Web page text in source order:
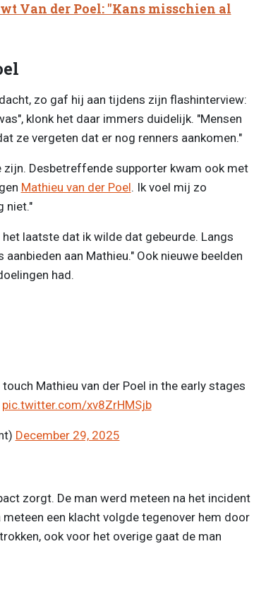
Van der Poel: "Kans misschien al
zo gaf hij aan tijdens zijn flashinterview:
klonk het daar immers duidelijk. "Mensen
ze vergeten dat er nog renners aankomen."
Desbetreffende supporter kwam ook met
Mathieu van der Poel. Ik voel mij zo
niet."
laatste dat ik wilde dat gebeurde. Langs
aan Mathieu." Ook nieuwe beelden
had.
Mathieu van der Poel in the early stages
pic.twitter.com/xv8ZrHMSjb
December 29, 2025
zorgt. De man werd meteen na het incident
een klacht volgde tegenover hem door
ook voor het overige gaat de man